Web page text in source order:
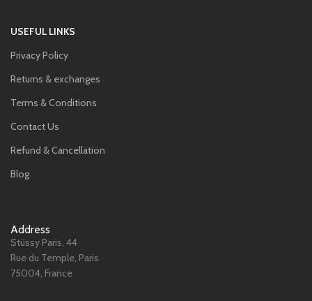
USEFUL LINKS
Privacy Policy
Returns & exchanges
Terms & Conditions
Contact Us
Refund & Cancellation
Blog
Address
Stüssy Paris, 44
Rue du Temple, Paris
75004, France